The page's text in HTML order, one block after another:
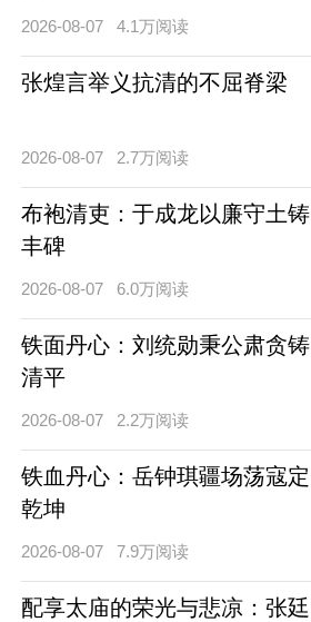
2026-08-07 4.1万阅读
张煌言举义抗清的不屈脊梁
2026-08-07 2.7万阅读
布袍清吏：于成龙以廉守土铸
丰碑
2026-08-07 6.0万阅读
铁面丹心：刘统勋秉公肃贪铸
清平
2026-08-07 2.2万阅读
铁血丹心：岳钟琪疆场荡寇定
乾坤
2026-08-07 7.9万阅读
配享太庙的荣光与悲凉：张廷